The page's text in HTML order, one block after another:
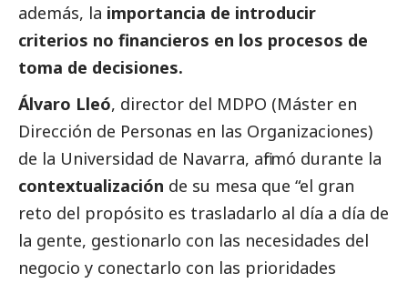
además, la importancia de introducir
criterios no financieros en los procesos de
toma de decisiones.
Álvaro Lleó, director del MDPO (Máster en
Dirección de Personas en las Organizaciones)
de la Universidad de Navarra, afirmó durante la
contextualización de su mesa que “el gran
reto del propósito es trasladarlo al día a día de
la gente, gestionarlo con las necesidades del
negocio y conectarlo con las prioridades